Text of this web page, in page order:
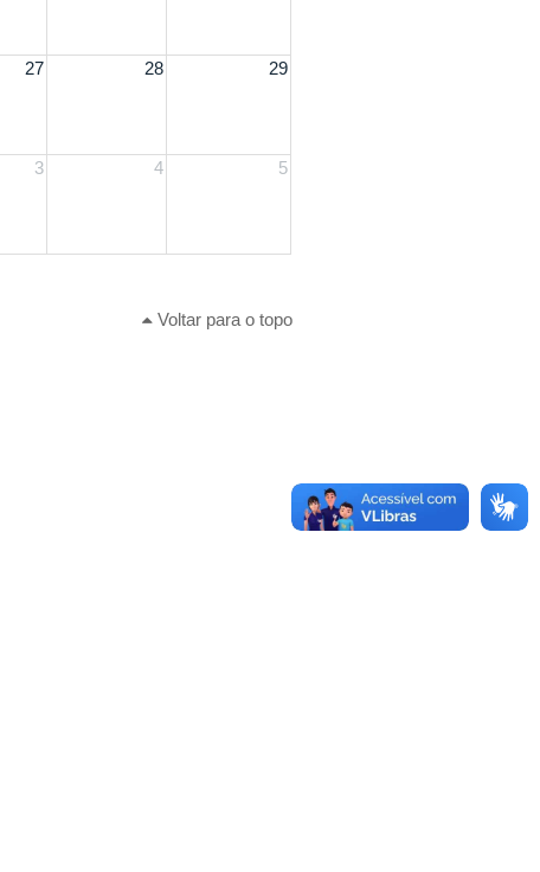
27 28 29
3 4 5
Voltar para o topo